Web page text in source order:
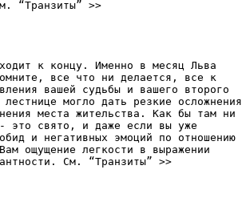
к концу. Именно в месяц Льва
все что ни делается, все к
вашей судьбы и вашего второго
могло дать резкие осложнения
места жительства. Как бы там ни
это свято, и даже если вы уже
и негативных эмоций по отношению
ощущение легкости в выражении